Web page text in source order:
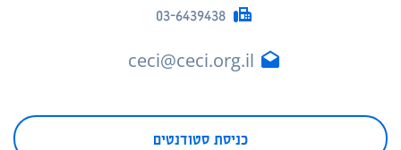
03-6439438
ceci@ceci.org.il
כניסת סטודנטים